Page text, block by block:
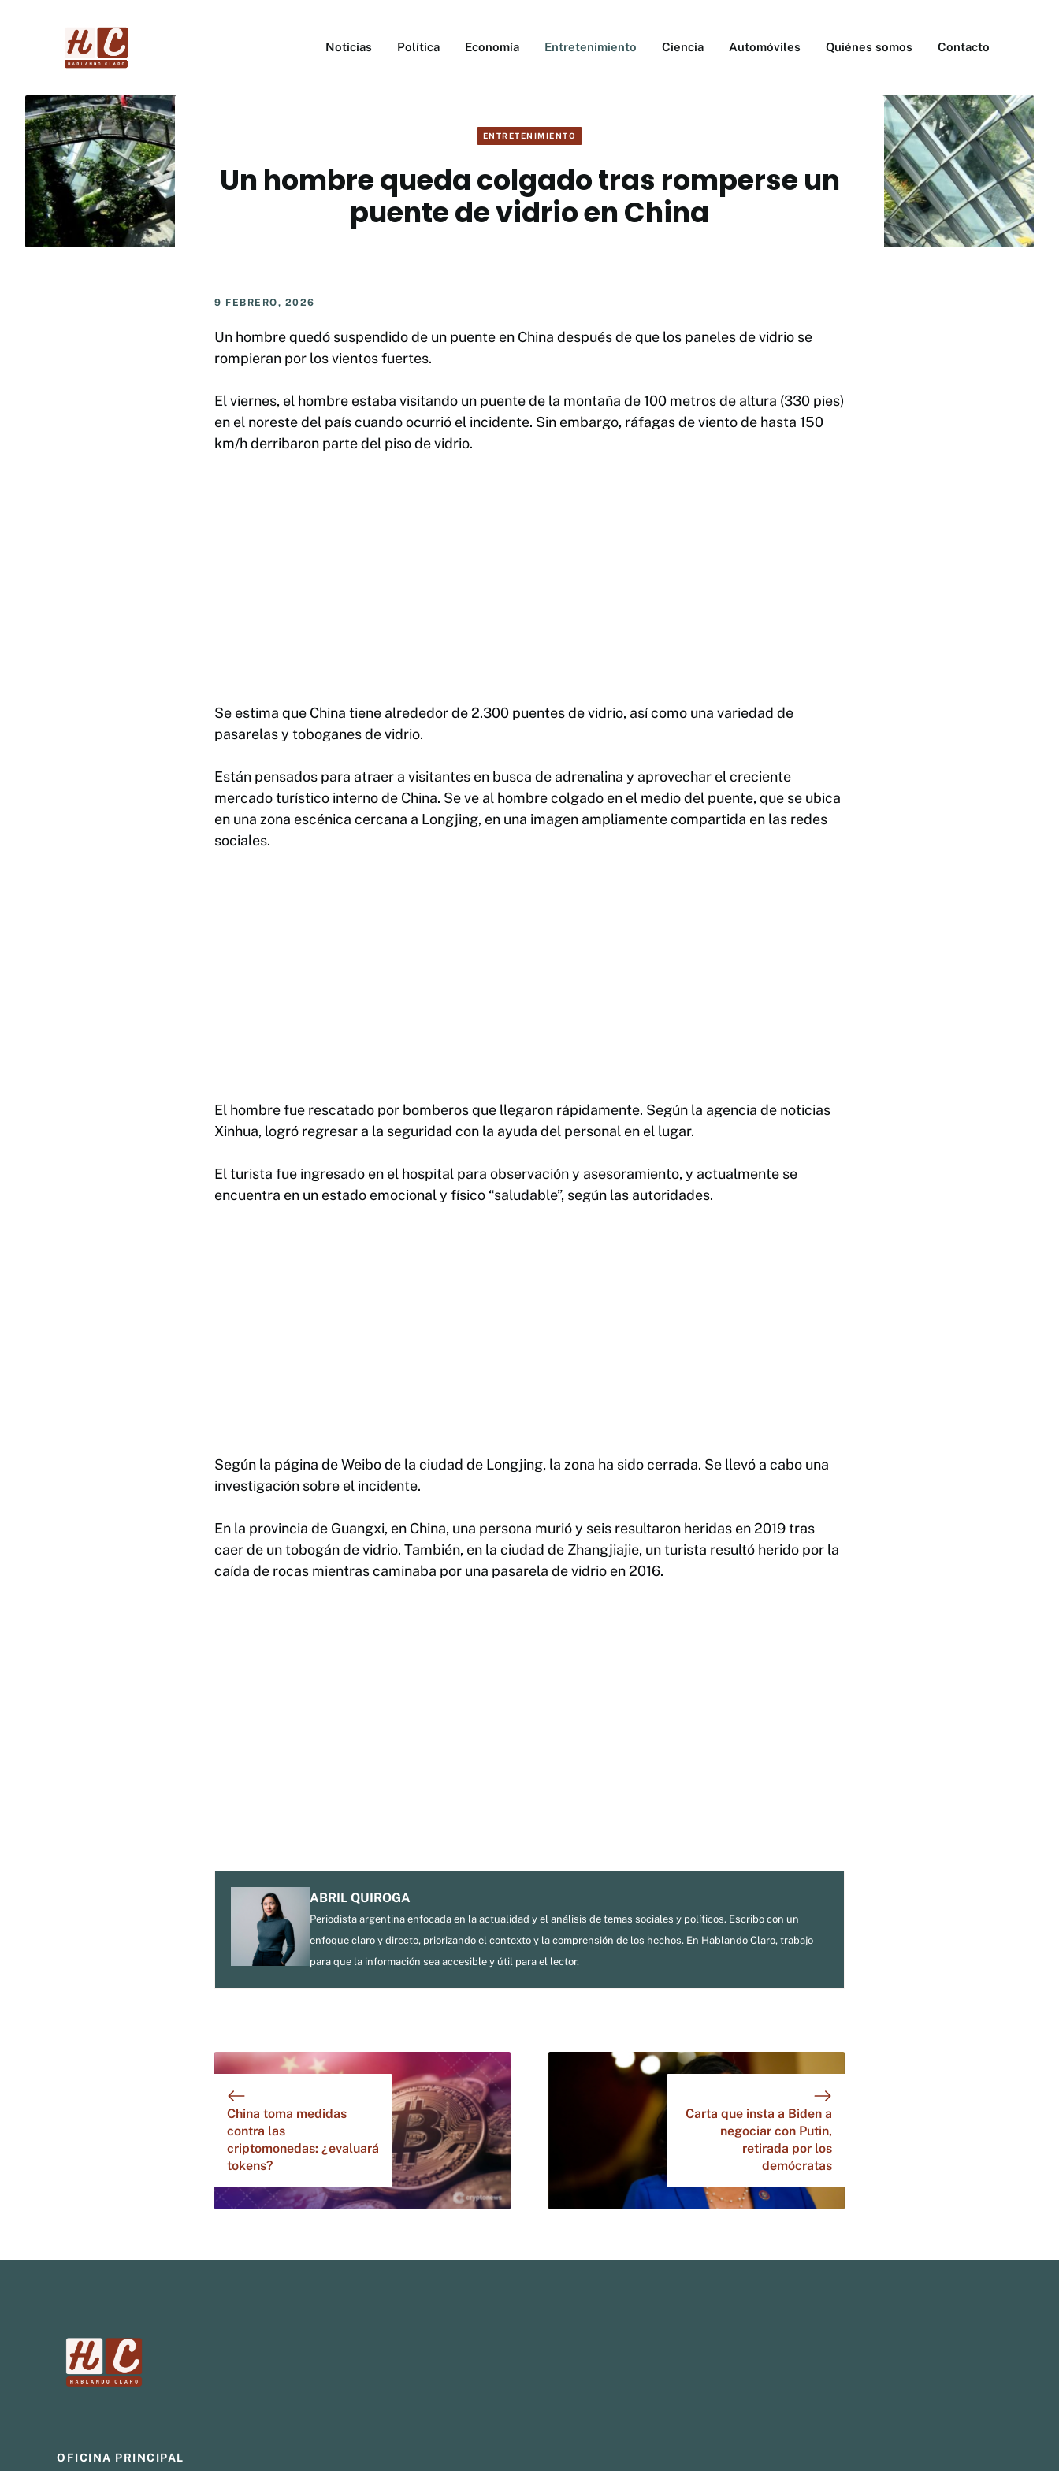
Noticias Política Economía Entretenimiento Ciencia Automóviles Quiénes somos Contacto
ENTRETENIMIENTO
Un hombre queda colgado tras romperse un
puente de vidrio en China
9 FEBRERO, 2026
Un hombre quedó suspendido de un puente en China después de que los paneles de vidrio se
rompieran por los vientos fuertes.
El viernes, el hombre estaba visitando un puente de la montaña de 100 metros de altura (330 pies)
en el noreste del país cuando ocurrió el incidente. Sin embargo, ráfagas de viento de hasta 150
km/h derribaron parte del piso de vidrio.
Se estima que China tiene alrededor de 2.300 puentes de vidrio, así como una variedad de
pasarelas y toboganes de vidrio.
Están pensados para atraer a visitantes en busca de adrenalina y aprovechar el creciente
mercado turístico interno de China. Se ve al hombre colgado en el medio del puente, que se ubica
en una zona escénica cercana a Longjing, en una imagen ampliamente compartida en las redes
sociales.
El hombre fue rescatado por bomberos que llegaron rápidamente. Según la agencia de noticias
Xinhua, logró regresar a la seguridad con la ayuda del personal en el lugar.
El turista fue ingresado en el hospital para observación y asesoramiento, y actualmente se
encuentra en un estado emocional y físico “saludable”, según las autoridades.
Según la página de Weibo de la ciudad de Longjing, la zona ha sido cerrada. Se llevó a cabo una
investigación sobre el incidente.
En la provincia de Guangxi, en China, una persona murió y seis resultaron heridas en 2019 tras
caer de un tobogán de vidrio. También, en la ciudad de Zhangjiajie, un turista resultó herido por la
caída de rocas mientras caminaba por una pasarela de vidrio en 2016.
ABRIL QUIROGA
Periodista argentina enfocada en la actualidad y el análisis de temas sociales y políticos. Escribo con un
enfoque claro y directo, priorizando el contexto y la comprensión de los hechos. En Hablando Claro, trabajo
para que la información sea accesible y útil para el lector.
China toma medidas
contra las
criptomonedas: ¿evaluará
tokens?
Carta que insta a Biden a
negociar con Putin,
retirada por los
demócratas
OFICINA PRINCIPAL